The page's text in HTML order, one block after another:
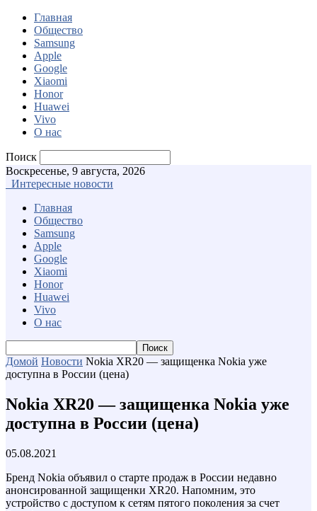
Главная
Общество
Samsung
Apple
Google
Xiaomi
Honor
Huawei
Vivo
О нас
Поиск
Воскресенье, 9 августа, 2026
Интересные новости
Главная
Общество
Samsung
Apple
Google
Xiaomi
Honor
Huawei
Vivo
О нас
Домой Новости Nokia XR20 — защищенка Nokia уже
доступна в России (цена)
Nokia XR20 — защищенка Nokia уже
доступна в России (цена)
05.08.2021
Бренд Nokia объявил о старте продаж в России недавно
анонсированной защищенки XR20. Напомним, это
устройство с доступом к сетям пятого поколения за счет